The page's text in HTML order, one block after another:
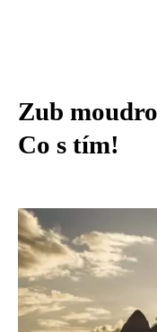
Zub
Co s tím!